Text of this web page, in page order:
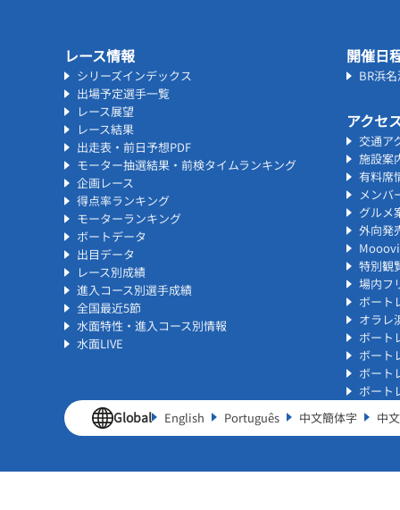
レース情報
シリーズインデックス
出場予定選手一覧
レース展望
レース結果
出走表・前日予想PDF
モーター抽選結果・前検タイムランキング
企画レース
得点率ランキング
モーターランキング
ボートデータ
出目データ
レース別成績
進入コース別選手成績
全国最近5節
水面特性・進入コース別情報
水面LIVE
開催日
BR浜
アクセ
交通ア
施設案
有料席
メンバ
グルメ
外向発
特別観
場内フ
ボート
オラレ
ボート
ボート
ボート
ボート
Global English Português 中文簡体字 中